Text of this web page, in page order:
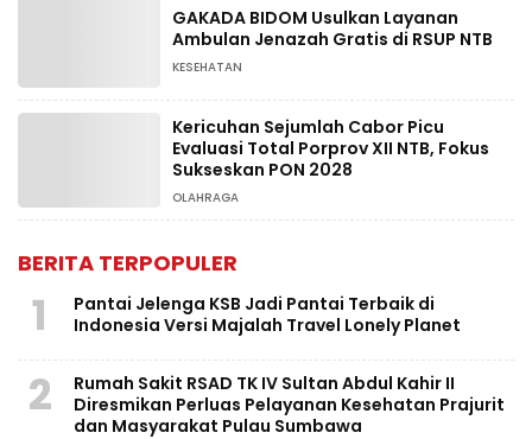
GAKADA BIDOM Usulkan Layanan
Ambulan Jenazah Gratis di RSUP NTB
KESEHATAN
Kericuhan Sejumlah Cabor Picu
Evaluasi Total Porprov XII NTB, Fokus
Sukseskan PON 2028
OLAHRAGA
BERITA TERPOPULER
1
Pantai Jelenga KSB Jadi Pantai Terbaik di
Indonesia Versi Majalah Travel Lonely Planet
2
Rumah Sakit RSAD TK IV Sultan Abdul Kahir II
Diresmikan Perluas Pelayanan Kesehatan Prajurit
dan Masyarakat Pulau Sumbawa